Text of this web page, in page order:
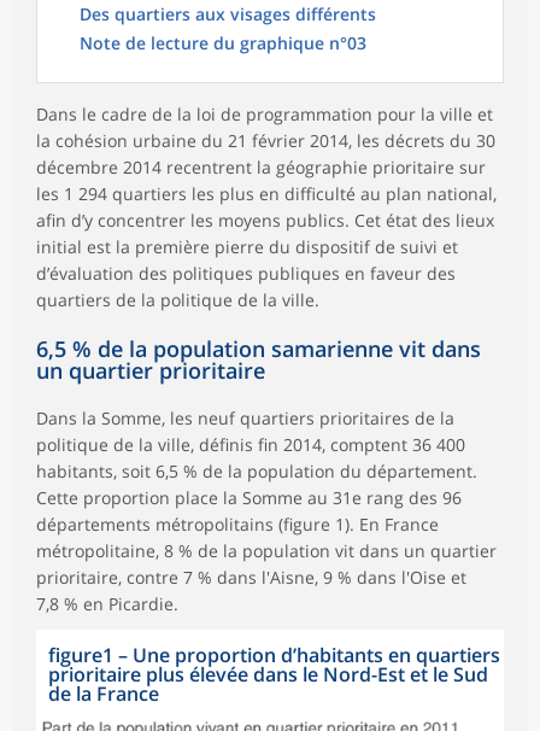
Des quartiers aux visages différents
Note de lecture du graphique n°03
Dans le cadre de la loi de programmation pour la ville et
la cohésion urbaine du 21 février 2014, les décrets du 30
décembre 2014 recentrent la géographie prioritaire sur
les 1 294 quartiers les plus en difficulté au plan national,
afin d’y concentrer les moyens publics. Cet état des lieux
initial est la première pierre du dispositif de suivi et
d’évaluation des politiques publiques en faveur des
quartiers de la politique de la ville.
6,5 % de la population samarienne vit dans
un quartier prioritaire
Dans la Somme, les neuf quartiers prioritaires de la
politique de la ville, définis fin 2014, comptent 36 400
habitants, soit 6,5 % de la population du département.
Cette proportion place la Somme au 31e rang des 96
départements métropolitains (figure 1). En France
métropolitaine, 8 % de la population vit dans un quartier
prioritaire, contre 7 % dans l'Aisne, 9 % dans l'Oise et
7,8 % en Picardie.
figure1 – Une proportion d’habitants en quartiers
prioritaire plus élevée dans le Nord-Est et le Sud
de la France